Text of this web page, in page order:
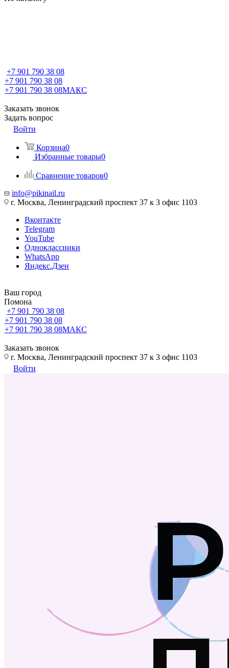
+7 901 790 38 08
+7 901 790 38 08
+7 901 790 38 08МАКС
Заказать звонок
Задать вопрос
Войти
Корзина0
Избранные товары0
Сравнение товаров0
info@pikinail.ru
г. Москва, Ленинградский проспект 37 к 3 офис 1103
Вконтакте
Telegram
YouTube
Одноклассники
WhatsApp
Яндекс.Дзен
Ваш город
Помона
+7 901 790 38 08
+7 901 790 38 08
+7 901 790 38 08МАКС
Заказать звонок
г. Москва, Ленинградский проспект 37 к 3 офис 1103
Войти